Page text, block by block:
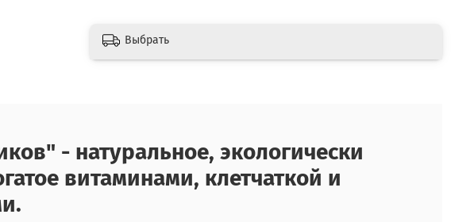
Выбрать
- натуральное, экологически
витаминами, клетчаткой и